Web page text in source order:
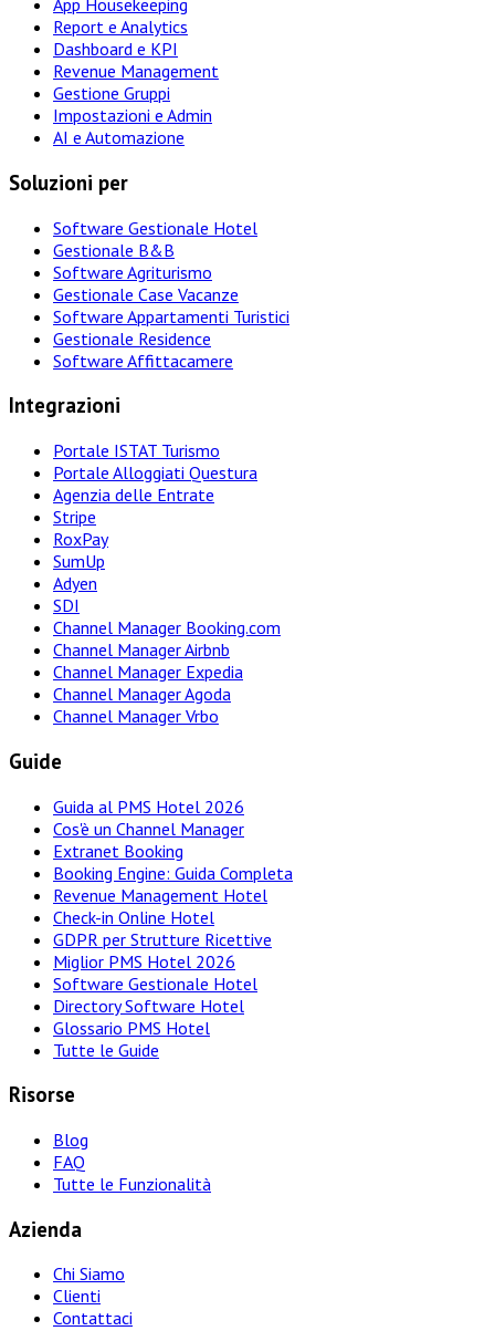
App Housekeeping
Report e Analytics
Dashboard e KPI
Revenue Management
Gestione Gruppi
Impostazioni e Admin
AI e Automazione
Soluzioni per
Software Gestionale Hotel
Gestionale B&B
Software Agriturismo
Gestionale Case Vacanze
Software Appartamenti Turistici
Gestionale Residence
Software Affittacamere
Integrazioni
Portale ISTAT Turismo
Portale Alloggiati Questura
Agenzia delle Entrate
Stripe
RoxPay
SumUp
Adyen
SDI
Channel Manager Booking.com
Channel Manager Airbnb
Channel Manager Expedia
Channel Manager Agoda
Channel Manager Vrbo
Guide
Guida al PMS Hotel 2026
Cos'è un Channel Manager
Extranet Booking
Booking Engine: Guida Completa
Revenue Management Hotel
Check-in Online Hotel
GDPR per Strutture Ricettive
Miglior PMS Hotel 2026
Software Gestionale Hotel
Directory Software Hotel
Glossario PMS Hotel
Tutte le Guide
Risorse
Blog
FAQ
Tutte le Funzionalità
Azienda
Chi Siamo
Clienti
Contattaci